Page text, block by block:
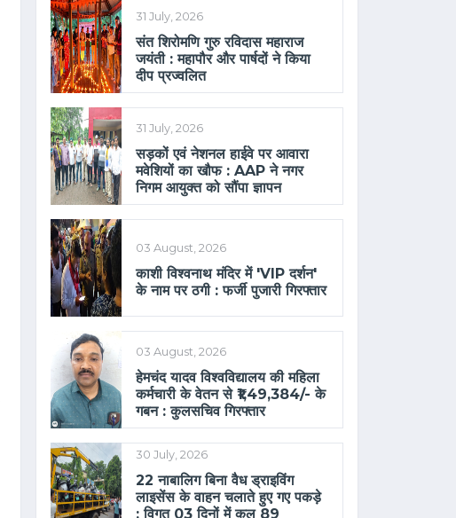
31 July, 2026
संत शिरोमणि गुरु रविदास महाराज
जयंती : महापौर और पार्षदों ने किया
दीप प्रज्वलित
31 July, 2026
सड़कों एवं नेशनल हाईवे पर आवारा
मवेशियों का खौफ : AAP ने नगर
निगम आयुक्त को सौंपा ज्ञापन
03 August, 2026
काशी विश्वनाथ मंदिर में 'VIP दर्शन'
के नाम पर ठगी : फर्जी पुजारी गिरफ्तार
03 August, 2026
हेमचंद यादव विश्वविद्यालय की महिला
कर्मचारी के वेतन से ₹1,49,384/- के
गबन : कुलसचिव गिरफ्तार
30 July, 2026
22 नाबालिग बिना वैध ड्राइविंग
लाइसेंस के वाहन चलाते हुए गए पकड़े
: विगत 03 दिनों में कुल 89